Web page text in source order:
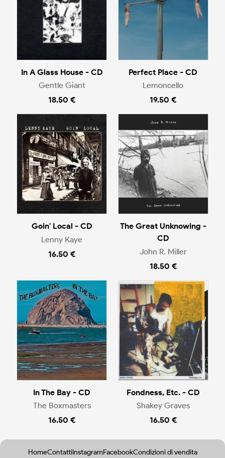
In A Glass House - CD
Gentle Giant
18.50 €
Perfect Place - CD
Lemoncello
19.50 €
Goin' Local - CD
Lenny Kaye
16.50 €
The Great Unknowing -
CD
John R. Miller
18.50 €
In The Bay - CD
The Boxmasters
16.50 €
Fondness, Etc. - CD
Shakey Graves
16.50 €
HomeContattiInstagramFacebookCondizioni di vendita